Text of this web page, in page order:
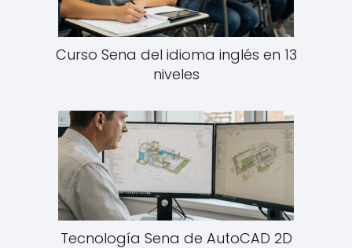
Curso Sena del idioma inglés en 13
niveles
Tecnología Sena de AutoCAD 2D